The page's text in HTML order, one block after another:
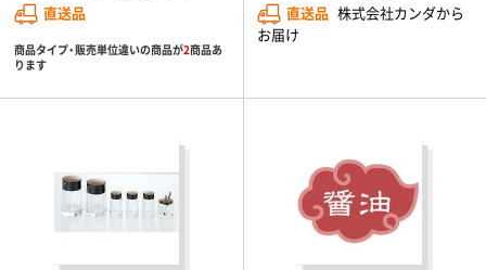
直送品
商品タイプ・販売単位違いの商品が2商品あ
ります
直送品 株式会社カンダから
お届け